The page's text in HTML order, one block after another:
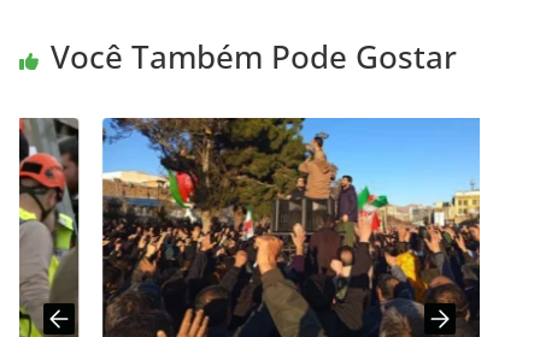
Você Também Pode Gostar